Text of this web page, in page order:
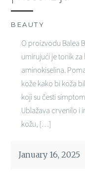
BEAUTY
O proizvodu Balea
umirujući je tonik
aminokiselina.
kože kako bi koža
koji su česti
Ublažava crvenilo i
kožu, […]
January 16, 2025